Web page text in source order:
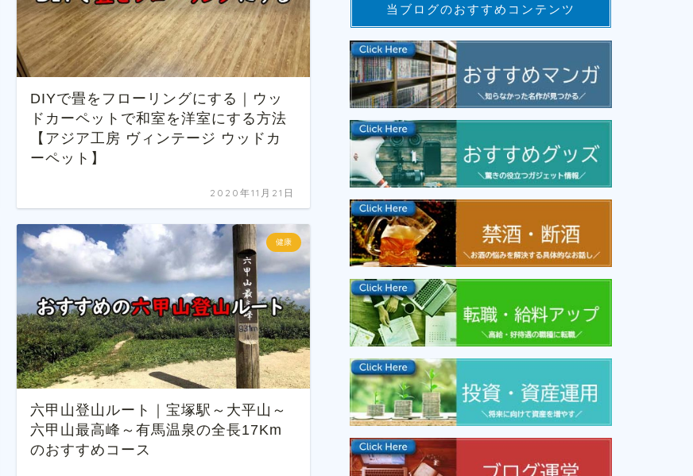
DIYで畳をフローリングにする｜ウッ
ドカーペットで和室を洋室にする方法
【アジア工房 ヴィンテージ ウッドカ
ーペット】
2020年11月21日
健康
六甲山登山ルート｜宝塚駅～大平山～
六甲山最高峰～有馬温泉の全長17Km
のおすすめコース
当ブログのおすすめコンテンツ